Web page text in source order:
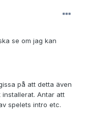
se om jag kan
på att detta även
Antar att
spelets intro etc.